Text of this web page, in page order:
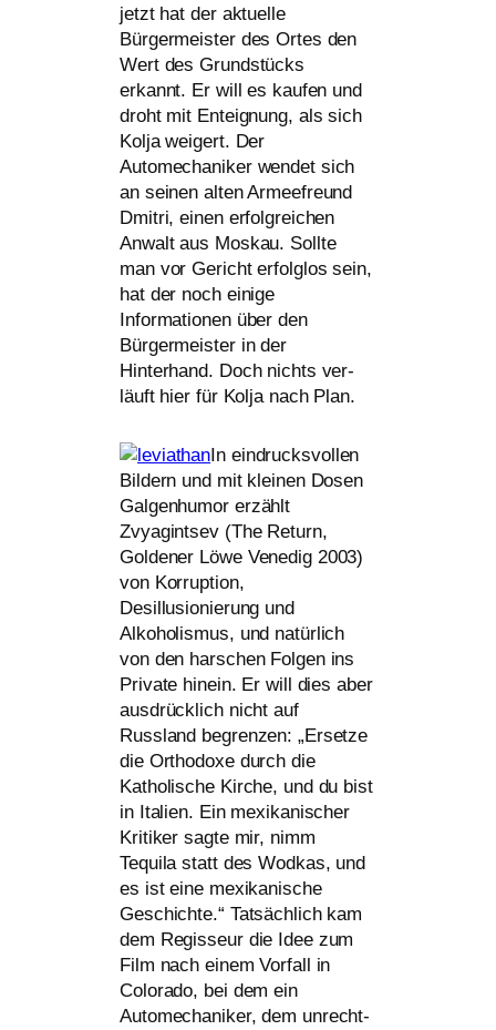
jetzt hat der aktu­el­le
Bürgermeister des Ortes den
Wert des Grundstücks
erkannt. Er will es kau­fen und
droht mit Enteignung, als sich
Kolja wei­gert. Der
Automechaniker wen­det sich
an sei­nen alten Armeefreund
Dmitri, einen erfolg­rei­chen
Anwalt aus Moskau. Sollte
man vor Gerichterfolg­los sein,
hat der noch eini­ge
Informationen über den
Bürgermeister in der
Hinterhand. Doch nichts ver­
läuft hier für Kolja nach Plan.
In ein­drucks­vol­len
Bildern und mit klei­nen Dosen
Galgenhumor erzählt
Zvyagintsev (The Return,
Goldener Löwe Venedig 2003)
von Korruption,
Desillusionierung und
Alkoholismus, und natür­lich
von den har­schen Folgen ins
Private hin­ein. Er will dies aber
aus­drück­lich nicht auf
Russland begren­zen: „Ersetze
die Orthodoxe durch die
Katholische Kirche, und du bist
in Italien. Ein mexi­ka­ni­scher
Kritiker sag­te mir, nimm
Tequila statt des Wodkas, und
es ist eine mexi­ka­ni­sche
Geschichte.“ Tatsächlich kam
dem Regisseur die Idee zum
Film nach einem Vorfall in
Colorado, bei dem ein
Automechaniker, dem unrecht­